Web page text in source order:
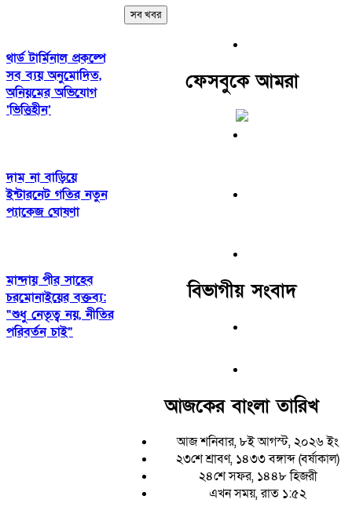
থার্ড টার্মিনাল প্রকল্পে
সব ব্যয় অনুমোদিত,
অনিয়মের অভিযোগ
‘ভিত্তিহীন’
দাম না বাড়িয়ে
ইন্টারনেট গতির নতুন
প্যাকেজ ঘোষণা
মান্দায় পীর সাহেব
চরমোনাইয়ের বক্তব্য:
“শুধু নেতৃত্ব নয়, নীতির
পরিবর্তন চাই”
সব খবর
ফেসবুকে আমরা
বিভাগীয় সংবাদ
আজকের বাংলা তারিখ
আজ শনিবার, ৮ই আগস্ট, ২০২৬ ইং
২৩শে শ্রাবণ, ১৪৩৩ বঙ্গাব্দ (বর্ষাকাল)
২৪শে সফর, ১৪৪৮ হিজরী
এখন সময়, রাত ১:৫২